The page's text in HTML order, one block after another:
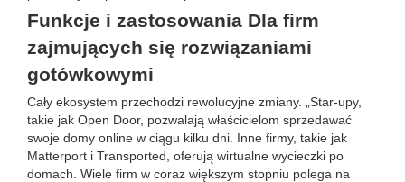
Funkcje i zastosowania Dla firm
zajmujących się rozwiązaniami
gotówkowymi
Cały ekosystem przechodzi rewolucyjne zmiany. „Star-upy,
takie jak Open Door, pozwalają właścicielom sprzedawać
swoje domy online w ciągu kilku dni. Inne firmy, takie jak
Matterport i Transported, oferują wirtualne wycieczki po
domach. Wiele firm w coraz większym stopniu polega na